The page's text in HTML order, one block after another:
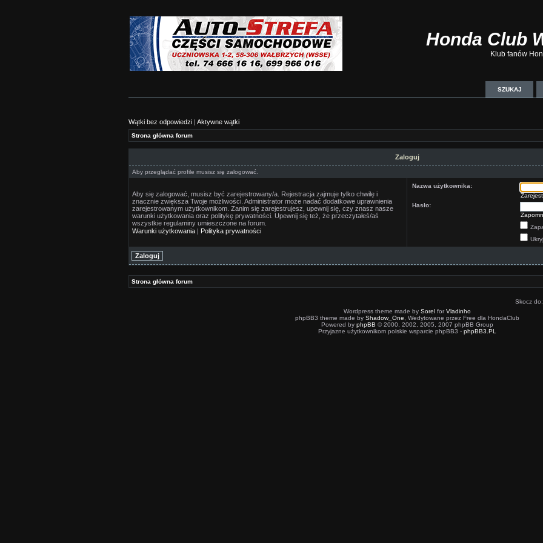
Honda Club
Klub fanów
SZUKAJ
Wątki bez odpowiedzi | Aktywne wątki
Strona główna forum
Zaloguj
Aby przeglądać profile musisz się zalogować.
Aby się zalogować, musisz być zarejestrowany/a. Rejestracja zajmuje tylko chwilę i
znacznie zwiększa Twoje możliwości. Administrator może nadać dodatkowe uprawnienia
zarejestrowanym użytkownikom. Zanim się zarejestrujesz, upewnij się, czy znasz nasze
warunki użytkowania oraz politykę prywatności. Upewnij się też, że przeczytałeś/aś
wszystkie regulaminy umieszczone na forum.
Warunki użytkowania | Polityka prywatności
Nazwa użytkownika:
Hasło:
Strona główna forum
Skocz do:
Wordpress theme made by Sorel forVladinho
phpBB3 theme made by Shadow_One , Wedytowane przez Free dla HondaClub
Powered by phpBB © 2000, 2002, 2005, 2007 phpBB Group
Przyjazne użytkownikom polskie wsparcie phpBB3 - phpBB3.PL